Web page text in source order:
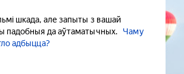
шкада, але запыты з вашай
падобныя да аўтаматычных.
Чаму
адбыцца?